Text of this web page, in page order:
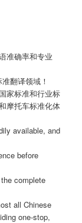
准确率和专业
翻译领域！
家标准和行业标
摩托车标准化体
available, and
before
complete
all Chinese
one-stop,